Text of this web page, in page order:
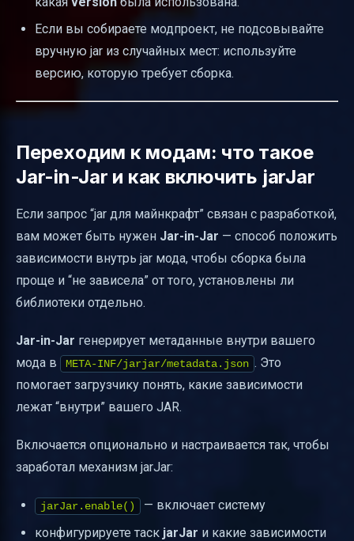
Если вы собираете модпроект, не подсовывайте
вручную jar из случайных мест: используйте
версию, которую требует сборка.
Переходим к модам: что такое
Jar-in-Jar и как включить jarJar
Если запрос “jar для майнкрафт” связан с разработкой,
вам может быть нужен Jar-in-Jar — способ положить
зависимости внутрь jar мода, чтобы сборка была
проще и “не зависела” от того, установлены ли
библиотеки отдельно.
Jar-in-Jar генерирует метаданные внутри вашего
мода в
META-INF/jarjar/metadata.json . Это
помогает загрузчику понять, какие зависимости
лежат “внутри” вашего JAR.
Включается опционально и настраивается так, чтобы
заработал механизм jarJar:
jarJar.enable()
— включает систему
конфигурируете таск jarJar и какие зависимости